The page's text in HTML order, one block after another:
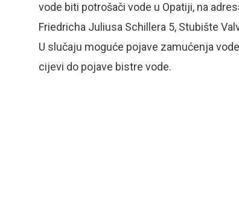
vode biti potrošači vode u Opatiji, na
Friedricha Juliusa Schillera 5, Stubište
U slučaju moguće pojave zamućenja
cijevi do pojave bistre vode.